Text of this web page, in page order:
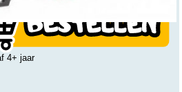
4+ jaar